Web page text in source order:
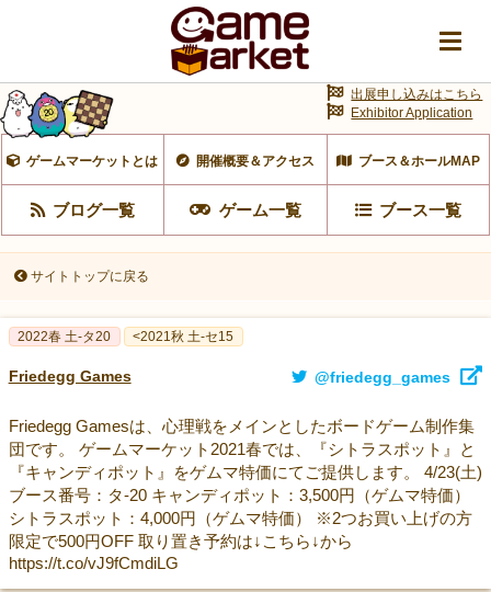
ゲームマーケットとは 開催概要＆アクセス ブース＆ホールMAP
ブログ一覧 ゲーム一覧 ブース一覧
出展申し込みはこちら
Exhibitor Application
サイトトップに戻る
2022春 土-タ20 <2021秋 土-セ15
Friedegg Games @friedegg_games
Friedegg Gamesは、心理戦をメインとしたボードゲーム制作集
団です。 ゲームマーケット2021春では、『シトラスポット』と
『キャンディポット』をゲムマ特価にてご提供します。 4/23(土)
ブース番号：タ-20 キャンディポット：3,500円（ゲムマ特価）
シトラスポット：4,000円（ゲムマ特価） ※2つお買い上げの方
限定で500円OFF 取り置き予約は↓こちら↓から
https://t.co/vJ9fCmdiLG